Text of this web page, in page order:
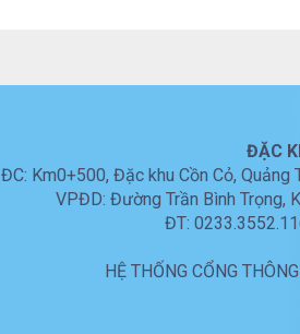
ĐẶC
ĐC: Km0+500, Đặc khu Cồn Cỏ,
VPĐD: Đường Trần Bình Trọng,
ĐT:
HỆ THỐNG CỔNG